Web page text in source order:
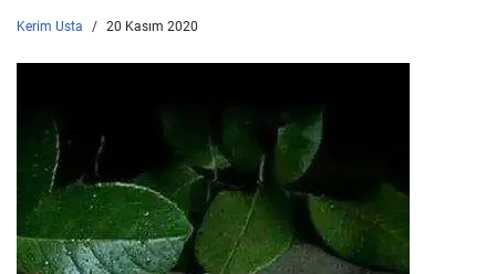
Kerim Usta 20 Kasım 2020